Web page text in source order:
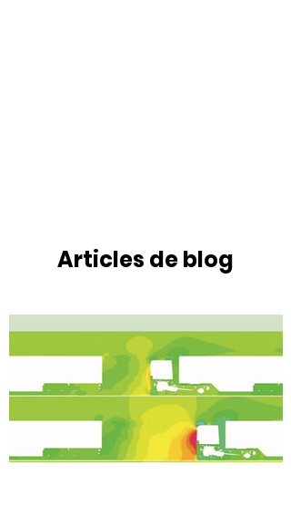
Articles de blog